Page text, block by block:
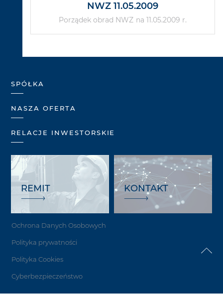
NWZ 11.05.2009
Porządek obrad NWZ na 11.05.2009 r.
SPÓŁKA
NASZA OFERTA
RELACJE INWESTORSKIE
REMIT KONTAKT
Ochrona Danych Osobowych
Polityka prywatności
Polityka Cookies
Cyberbezpieczeństwo